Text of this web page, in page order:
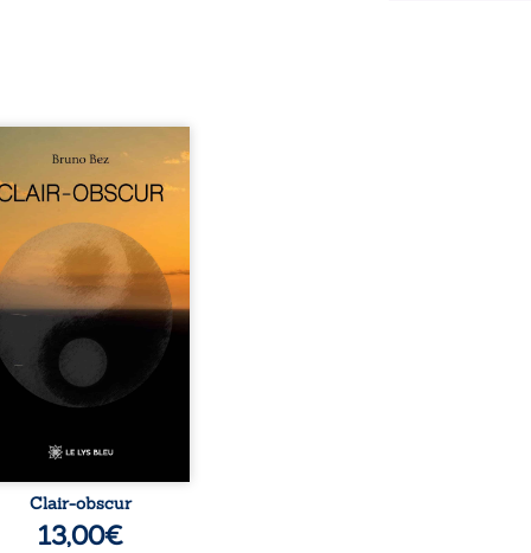
en alexandrins, Clair-
aborde la spiritualité,
humaines, la
d’expériences
Entre clarté et
les poèmes
les observations et
façonnés au fil
vie. Ils portent un regard
sur l’existence et le
contemporain, invitant
à questionner ses ...
Clair-obscur
13,00€